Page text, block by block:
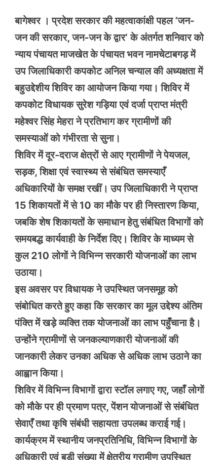
बागेश्वर । प्रदेश सरकार की महत्वाकांक्षी पहल ‘जन-
जन की सरकार, जन-जन के द्वार’ के अंतर्गत शनिवार को
न्याय पंचायत माजखेत के पंचायत भवन नामचेटाबगड़ में
उप जिलाधिकारी कपकोट अनिल चन्याल की अध्यक्षता में
बहुउद्देशीय शिविर का आयोजन किया गया। शिविर में
कपकोट विधायक सुरेश गड़िया एवं दर्जा प्राप्त मंत्री
महेश्वर सिंह मेहरा ने प्रतिभाग कर ग्रामीणों की
समस्याओं को गंभीरता से सुना।
शिविर में दूर-दराज क्षेत्रों से आए ग्रामीणों ने पेयजल,
सड़क, शिक्षा एवं स्वास्थ्य से संबंधित समस्याएँ
अधिकारियों के समक्ष रखीं। उप जिलाधिकारी ने प्राप्त
15 शिकायतों में से 10 का मौके पर ही निस्तारण किया,
जबकि शेष शिकायतों के समाधान हेतु संबंधित विभागों को
समयबद्ध कार्यवाही के निर्देश दिए। शिविर के माध्यम से
कुल 210 लोगों ने विभिन्न सरकारी योजनाओं का लाभ
उठाया।
इस अवसर पर विधायक ने उपस्थित जनसमूह को
संबोधित करते हुए कहा कि सरकार का मूल उद्देश्य अंतिम
पंक्ति में खड़े व्यक्ति तक योजनाओं का लाभ पहुँचाना है।
उन्होंने ग्रामीणों से जनकल्याणकारी योजनाओं की
जानकारी लेकर उनका अधिक से अधिक लाभ उठाने का
आह्वान किया।
शिविर में विभिन्न विभागों द्वारा स्टॉल लगाए गए, जहाँ लोगों
को मौके पर ही प्रमाण पत्र, पेंशन योजनाओं से संबंधित
सेवाएँ तथा कृषि संबंधी सहायता उपलब्ध कराई गई।
कार्यक्रम में स्थानीय जनप्रतिनिधि, विभिन्न विभागों के
अधिकारी एवं बड़ी संख्या में क्षेत्रीय ग्रामीण उपस्थित